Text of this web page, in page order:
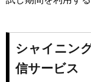
シャイニン
信サービス